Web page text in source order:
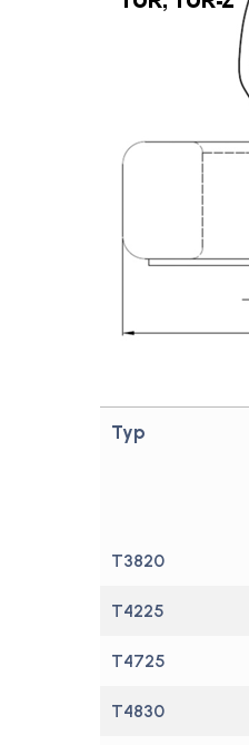
Typ
T3820
T4225
T4725
T4830